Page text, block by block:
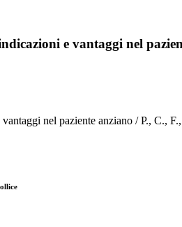
e vantaggi nel
vantaggi nel paziente anziano / P.,